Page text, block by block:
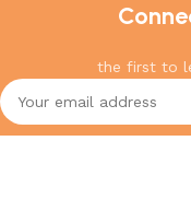
the first to